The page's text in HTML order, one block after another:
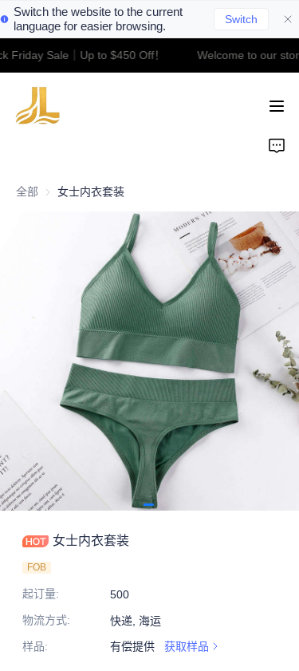
Switch the website to the current
language for easier browsing.
Switch
Friday Sale｜Up to $450 Off！
Welcome to our
Welcome to our
全部 女士内衣套装
女士内衣套装
FOB
起订量:
500
物流方式:
快递, 海运
样品: 有偿提供 获取样品
Home
Product